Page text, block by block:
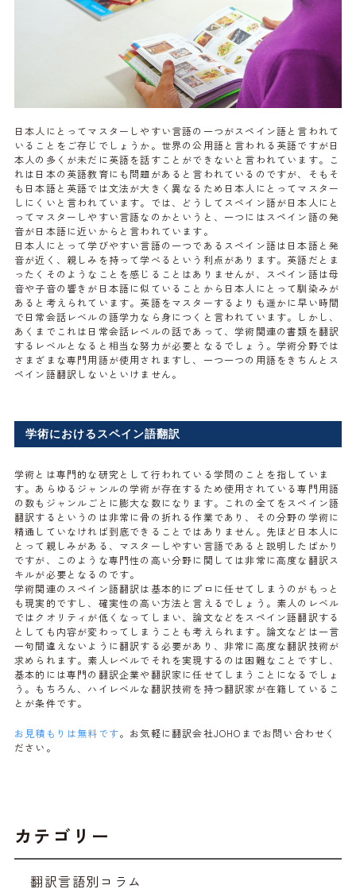
日本人にとってマスターしやすい言語の一つがスペイン語と言われて
いることをご存じでしょうか。世界の公用語と言われる英語ですが日
本人の多くが未だに英語を話すことができないと言われています。こ
れは日本の英語教育にも問題があると言われているのですが、そもそ
も日本語と英語では文法が大きく異なるため日本人にとってマスター
しにくいと言われています。では、どうしてスペイン語が日本人にと
ってマスターしやすい言語なのかというと、一つにはスペイン語の発
音が日本語に近いからと言われています。
日本人にとって学びやすい言語の一つであるスペイン語は日本語と発
音が近く、親しみを持って学べるという利点があります。英語だとま
ったくそのようなことを感じることはありませんが、スペイン語は母
音や子音の響きが日本語に似ていることから日本人にとって馴染みが
あると考えられています。英語をマスターするよりも遥かに早い時間
で日常会話レベルの語学力なら身につくと言われています。しかし、
あくまでこれは日常会話レベルの話であって、学術関連の書類を翻訳
するレベルとなると相当な努力が必要となるでしょう。学術分野では
さまざまな専門用語が使用されますし、一つ一つの用語をきちんとス
ペイン語翻訳しないといけません。
学術におけるスペイン語翻訳
学術とは専門的な研究として行われている学問のことを指していま
す。あらゆるジャンルの学術が存在するため使用されている専門用語
の数もジャンルごとに膨大な数になります。これの全てをスペイン語
翻訳するというのは非常に骨の折れる作業であり、その分野の学術に
精通していなければ到底できることではありません。先ほど日本人に
とって親しみがある、マスターしやすい言語であると説明したばかり
ですが、このような専門性の高い分野に関しては非常に高度な翻訳ス
キルが必要となるのです。
学術関連のスペイン語翻訳は基本的にプロに任せてしまうのがもっと
も現実的ですし、確実性の高い方法と言えるでしょう。素人のレベル
ではクオリティが低くなってしまい、論文などをスペイン語翻訳する
としても内容が変わってしまうことも考えられます。論文などは一言
一句間違えないように翻訳する必要があり、非常に高度な翻訳技術が
求められます。素人レベルでそれを実現するのは困難なことですし、
基本的には専門の翻訳企業や翻訳家に任せてしまうことになるでしょ
う。もちろん、ハイレベルな翻訳技術を持つ翻訳家が在籍しているこ
とが条件です。
お見積もりは無料です。お気軽に翻訳会社JOHOまでお問い合わせく
ださい。
カテゴリー
翻訳言語別コラム